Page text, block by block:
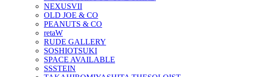
NEXUSVII
OLD JOE & CO
PEANUTS & CO
retaW
RUDE GALLERY
SOSHIOTSUKI
SPACE AVAILABLE
SSSTEIN